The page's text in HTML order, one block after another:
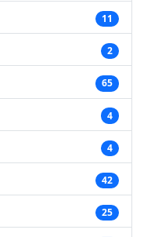
11
2
65
4
4
42
25